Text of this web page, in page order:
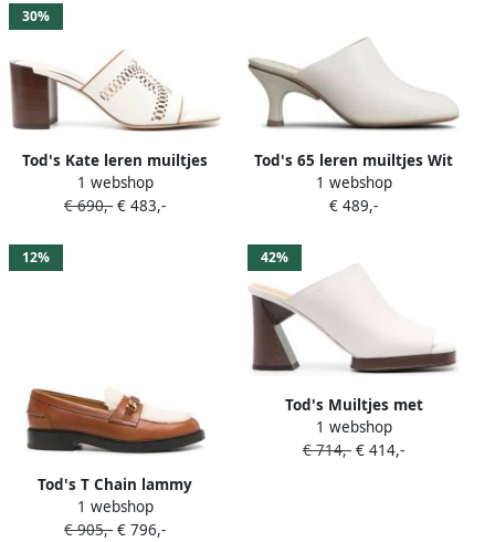
30%
Tod's Kate leren muiltjes
Wit
1 webshop
€ 690,- € 483,-
Tod's 65 leren muiltjes Wit
1 webshop
€ 489,-
12%
Tod's T Chain lammy
muiltjes Bruin
1 webshop
€ 905,- € 796,-
42%
Tod's Muiltjes met
bewerkte hak Beige
1 webshop
€ 714,- € 414,-